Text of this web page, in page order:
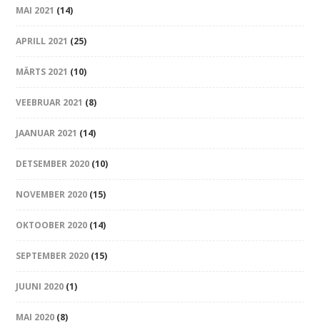
MAI 2021 (14)
APRILL 2021 (25)
MÄRTS 2021 (10)
VEEBRUAR 2021 (8)
JAANUAR 2021 (14)
DETSEMBER 2020 (10)
NOVEMBER 2020 (15)
OKTOOBER 2020 (14)
SEPTEMBER 2020 (15)
JUUNI 2020 (1)
MAI 2020 (8)